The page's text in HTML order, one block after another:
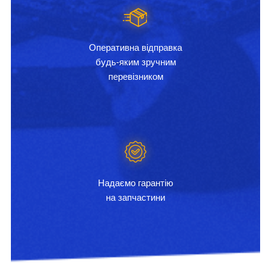
Оперативна відправка
будь-яким зручним
перевізником
Надаємо гарантію
на запчастини